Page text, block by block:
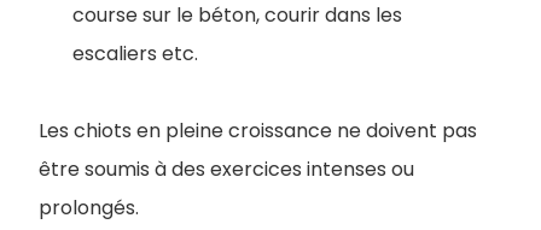
course sur le béton, courir dans les
escaliers etc.
Les chiots en pleine croissance ne doivent pas
être soumis à des exercices intenses ou
prolongés.